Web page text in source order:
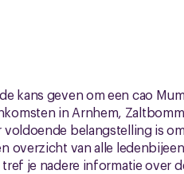
kans geven om een cao
in Arnhem,
belangstelling is
overzicht van alle
je nadere informatie over